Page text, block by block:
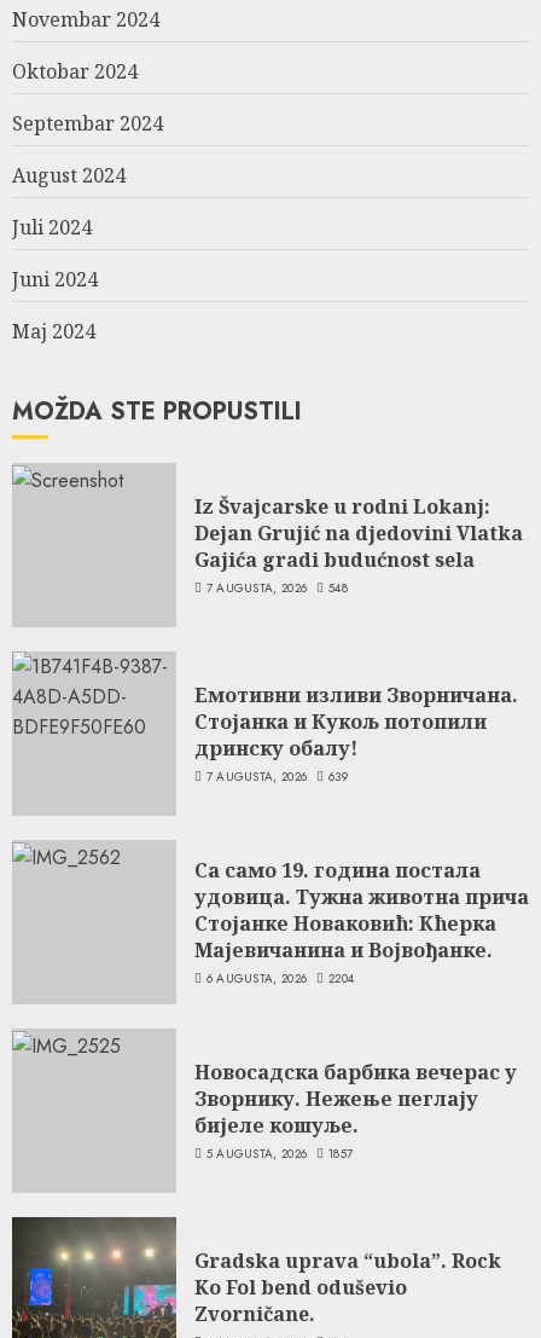
Novembar 2024
Oktobar 2024
Septembar 2024
August 2024
Juli 2024
Juni 2024
Maj 2024
MOŽDA STE PROPUSTILI
Iz Švajcarske u rodni Lokanj:
Dejan Grujić na djedovini Vlatka
Gajića gradi budućnost sela
7 AUGUSTA, 2026 548
Емотивни изливи Зворничана.
Стојанка и Кукољ потопили
дринску обалу!
7 AUGUSTA, 2026 639
Са само 19. година постала
удовица. Тужна животна прича
Стојанке Новаковић: Кћерка
Мајевичанина и Војвођанке.
6 AUGUSTA, 2026 2204
Новосадска барбика вечерас у
Зворнику. Нежење пеглају
бијеле кошуље.
5 AUGUSTA, 2026 1857
Gradska uprava “ubola”. Rock
Ko Fol bend oduševio
Zvorničane.